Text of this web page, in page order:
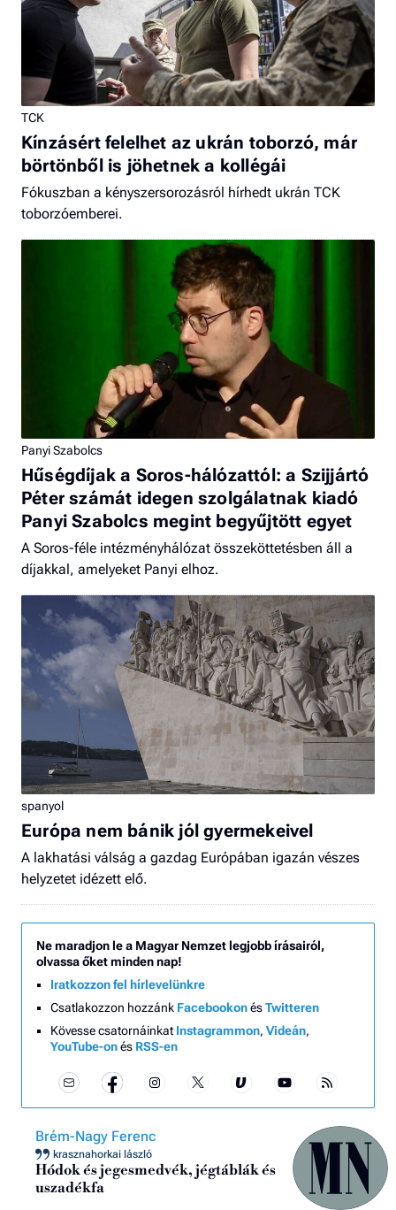
TCK
Kínzásért felelhet az ukrán toborzó, már
börtönből is jöhetnek a kollégái
Fókuszban a kényszersorozásról hírhedt ukrán TCK
toborzóemberei.
Panyi Szabolcs
Hűségdíjak a Soros-hálózattól: a Szijjártó
Péter számát idegen szolgálatnak kiadó
Panyi Szabolcs megint begyűjtött egyet
A Soros-féle intézményhálózat összeköttetésben áll a
díjakkal, amelyeket Panyi elhoz.
spanyol
Európa nem bánik jól gyermekeivel
A lakhatási válság a gazdag Európában igazán vészes
helyzetet idézett elő.
Ne maradjon le a Magyar Nemzet legjobb írásairól,
olvassa őket minden nap!
Iratkozzon fel hírlevelünkre
Csatlakozzon hozzánk FacebookonésTwitteren
Kövesse csatornáinkat Instagrammon, Videán,
YouTube-onés RSS-en
Brém-Nagy Ferenc
krasznahorkai lászló
Hódok és jegesmedvék, jégtáblák és
uszadékfa